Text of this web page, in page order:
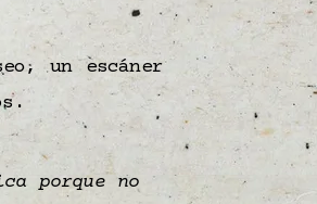
un escáner
porque no